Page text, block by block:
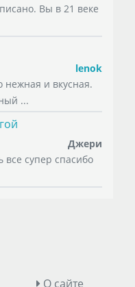
Вы в 21 веке
lenok
и вкусная.
...
Джери
супер спасибо
О сайте